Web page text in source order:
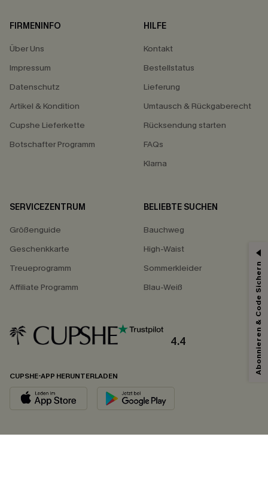
FIRMENINFO
Über Uns
Impressum
Datenschutz
Artikel & Kondition
Cupshe Lieferkette
Botschafter Programm
HILFE
Kontakt
Bestellstatus
Lieferung
Umtausch & Rückgaberecht
Rücksendung starten
FAQs
Klarna
SERVICEZENTRUM
Größenguide
Geschenkkarte
Treueprogramm
Affiliate Programm
BELIEBTE SUCHEN
Bauchweg
High-Waist
Sommerkleider
Blau-Weiß
4.4
CUPSHE-APP HERUNTERLADEN
Abonnieren & Code Sichern